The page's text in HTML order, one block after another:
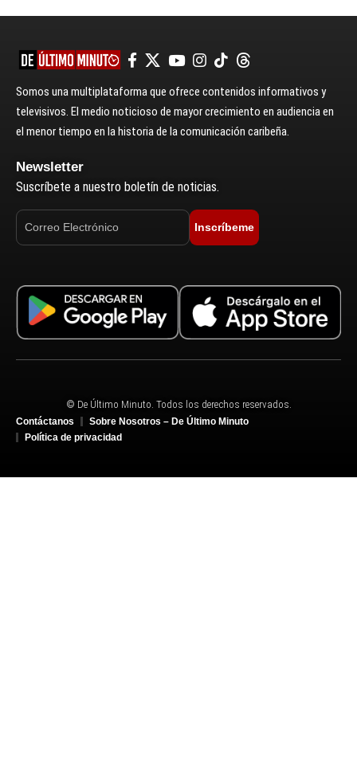
Somos una multiplataforma que ofrece contenidos informativos y
televisivos. El medio noticioso de mayor crecimiento en audiencia en
el menor tiempo en la historia de la comunicación caribeña.
Newsletter
Suscríbete a nuestro boletín de noticias.
Inscríbeme
© De Último Minuto. Todos los derechos reservados.
Contáctanos
Sobre Nosotros – De Último Minuto
Política de privacidad